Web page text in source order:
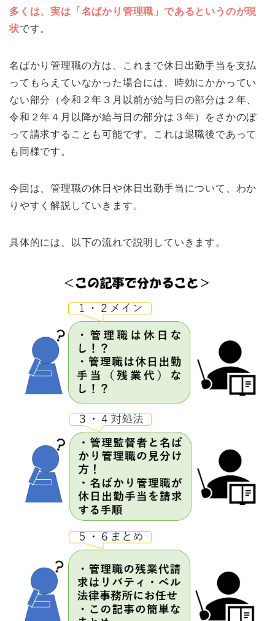
多くは、実は「名ばかり管理職」であるというのが現
状です。
名ばかり管理職の方は、これまで休日出勤手当を支払
ってもらえていなかった場合には、時効にかかってい
ない部分（令和２年３月以前が給与日の部分は２年、
令和２年４月以降が給与日の部分は３年）をさかのぼ
って請求することも可能です。これは退職後であって
も同様です。
今回は、管理職の休日や休日出勤手当について、わか
りやすく解説していきます。
具体的には、以下の流れで説明していきます。